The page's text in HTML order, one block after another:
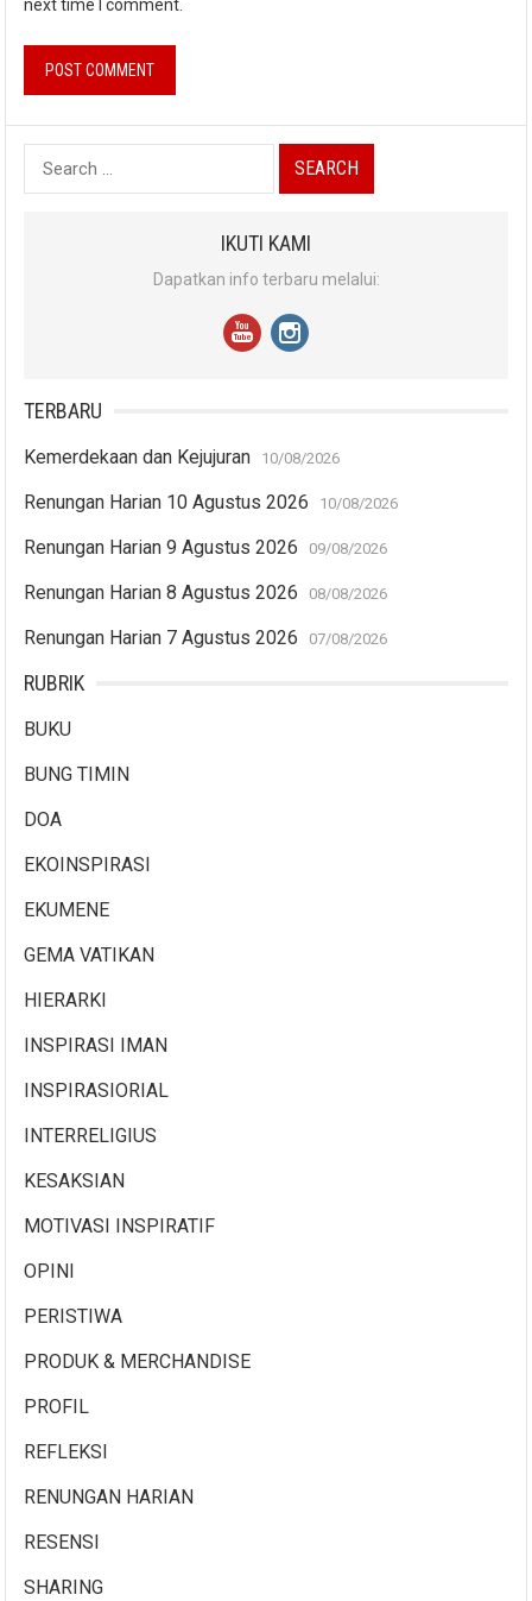
next time I comment.
Search
for:
IKUTI KAMI
Dapatkan info terbaru melalui:
TERBARU
Kemerdekaan dan Kejujuran 10/08/2026
Renungan Harian 10 Agustus 2026 10/08/2026
Renungan Harian 9 Agustus 2026 09/08/2026
Renungan Harian 8 Agustus 2026 08/08/2026
Renungan Harian 7 Agustus 2026 07/08/2026
RUBRIK
BUKU
BUNG TIMIN
DOA
EKOINSPIRASI
EKUMENE
GEMA VATIKAN
HIERARKI
INSPIRASI IMAN
INSPIRASIORIAL
INTERRELIGIUS
KESAKSIAN
MOTIVASI INSPIRATIF
OPINI
PERISTIWA
PRODUK & MERCHANDISE
PROFIL
REFLEKSI
RENUNGAN HARIAN
RESENSI
SHARING